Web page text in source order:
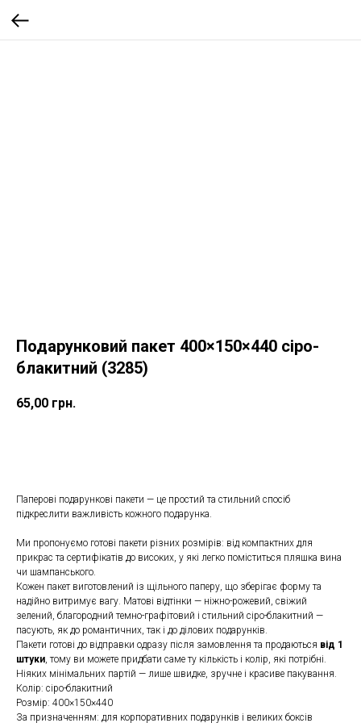
Подарунковий пакет 400×150×440 сіро-
блакитний (3285)
65,00 грн.
Паперові подарункові пакети — це простий та стильний спосіб
підкреслити важливість кожного подарунка.
Ми пропонуємо готові пакети різних розмірів: від компактних для
прикрас та сертифікатів до високих, у які легко поміститься пляшка вина
чи шампанського.
Кожен пакет виготовлений із щільного паперу, що зберігає форму та
надійно витримує вагу. Матові відтінки — ніжно-рожевий, свіжий
зелений, благородний темно-графітовий і стильний сіро-блакитний —
пасують, як до романтичних, так і до ділових подарунків.
Пакети готові до відправки одразу після замовлення та продаються від 1
штуки, тому ви можете придбати саме ту кількість і колір, які потрібні.
Ніяких мінімальних партій — лише швидке, зручне і красиве пакування.
Колір: сіро-блакитний
Розмір: 400×150×440
За призначенням: для корпоративних подарунків і великих боксів